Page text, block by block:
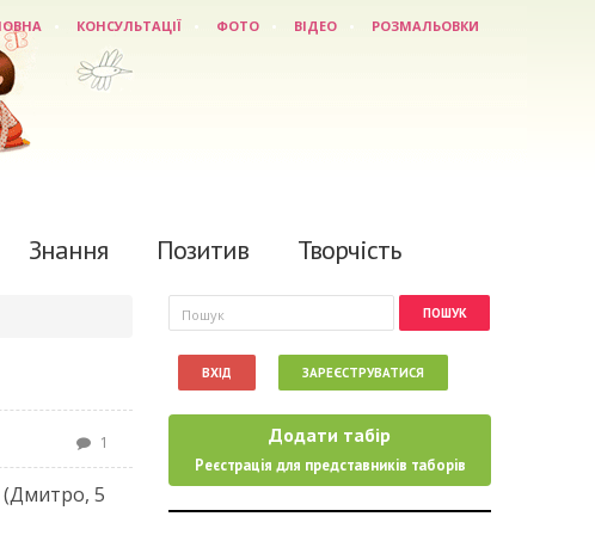
КОНСУЛЬТАЦІЇ ФОТО ВІДЕО РОЗМАЛЬОВКИ
Знання Позитив Творчість
1
5
Пошукова форма
Пошук
ВХІД ЗАРЕЄСТРУВАТИСЯ
Додати табір
Реєстрація для представників таборів